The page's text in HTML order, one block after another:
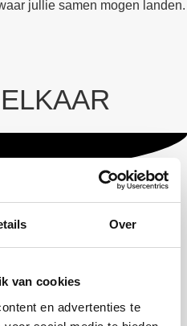
Over
van cookies
en advertenties te
jullie samen mogen landen.
zijn zintuigen en helpen
de rustige hoek waarin je
is ideaal om tot rust te
omgeving geeft hem
ontwikkeling. Ik durf hem nu
absolute aanrader voor